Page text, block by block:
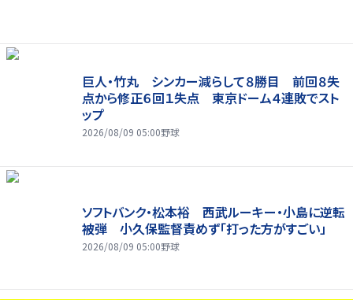
巨人・竹丸 シンカー減らして８勝目 前回８失
点から修正６回１失点 東京ドーム４連敗でスト
ップ
2026/08/09 05:00野球
ソフトバンク・松本裕 西武ルーキー・小島に逆転
被弾 小久保監督責めず「打った方がすごい」
2026/08/09 05:00野球